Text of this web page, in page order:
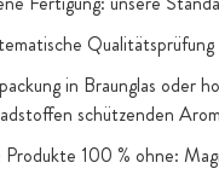
in Braunglas oder
schützenden
100 % ohne: